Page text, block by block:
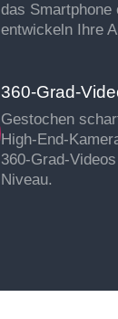
das Smartphone
entwickeln Ihre
360-Grad-
Gestochen
High-End-
360-Grad-
Niveau.